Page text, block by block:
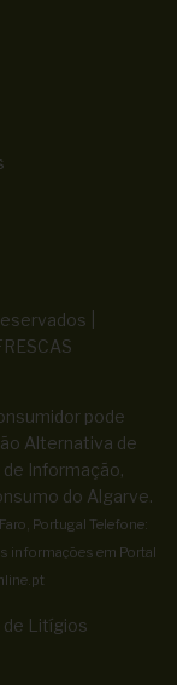
|
pode
Alternativa de
Informação,
do Algarve.
Portugal Telefone:
informações em Portal
Litígios